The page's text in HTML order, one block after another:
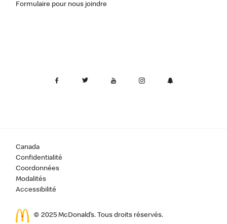
Formulaire pour nous joindre
Canada
Confidentialité
Coordonnées
Modalités
Accessibilité
© 2025 McDonald’s. Tous droits réservés.